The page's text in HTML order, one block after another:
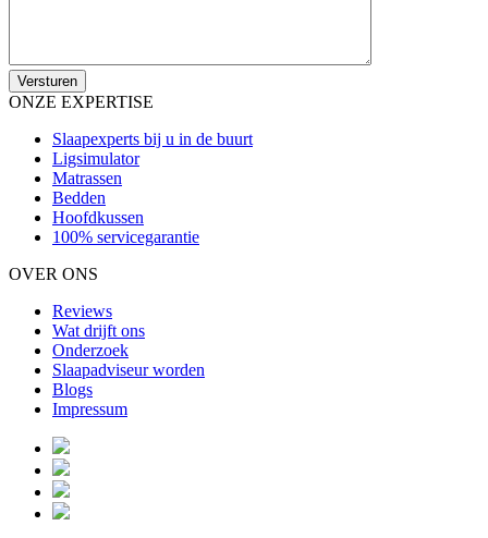
ONZE EXPERTISE
Slaapexperts bij u in de buurt
Ligsimulator
Matrassen
Bedden
Hoofdkussen
100% servicegarantie
OVER ONS
Reviews
Wat drijft ons
Onderzoek
Slaapadviseur worden
Blogs
Impressum